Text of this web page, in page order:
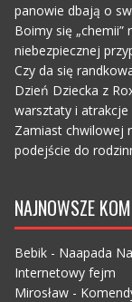
panowie dbają o
Boimy się „chemii”
niebezpiecznej
Czy da się
Dzień Dziecka z
warsztaty i atrakcje
Zamiast chwilowej
podejście do
NAJNOWSZE
Bebik- Naapada
Internetowy fejm
Mirosław-